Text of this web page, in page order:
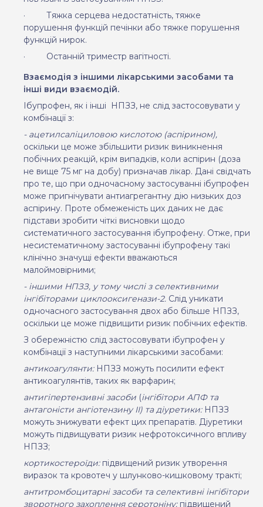
·
Тяжка серцева недостатність, тяжке
порушення функцій печінки або тяжке порушення
функцій нирок.
·
Останній триместр вагітності.
Взаємодія з іншими лікарськими засобами та
інші види взаємодій.
Ібупрофен, як і інші
НПЗЗ, не слід застосовувати у
комбінації з:
- ацетилсаліциловою кислотою (аспірином),
оскільки це може збільшити ризик виникнення
побічних реакцій, крім випадків, коли аспірин (доза
не вище 75 мг на добу) призначав лікар. Дані свідчать
про те, що при одночасному застосуванні ібупрофен
може пригнічувати антиагрегантну дію низьких доз
аспірину. Проте обмеженість цих даних не дає
підстави зробити чіткі висновки щодо
систематичного застосування ібупрофену. Отже, при
несистематичному застосуванні ібупрофену такі
клінічно значущі ефекти вважаються
малоймовірними;
- іншими НПЗЗ, у тому числі з селективними
інгібіторами циклооксигенази-2. Слід уникати
одночасного застосування двох або більше НПЗЗ,
оскільки це може підвищити ризик побічних ефектів.
З обережністю слід застосовувати ібупрофен у
комбінації з наступними лікарськими засобами:
антикоагулянти: НПЗЗ можуть посилити ефект
антикоагулянтів, таких як варфарин;
антигіпертензивні засоби (інгібітори АПФ та
антагоністи ангіотензину II) та діуретики: НПЗЗ
можуть знижувати ефект цих препаратів. Діуретики
можуть підвищувати ризик нефротоксичного впливу
НПЗЗ;
кортикостероїди: підвищений ризик утворення
виразок та кровотеч у шлунково-кишковому тракті;
антитромбоцитарні засоби та селективні інгібітори
зворотного захоплення серотоніну: підвищений